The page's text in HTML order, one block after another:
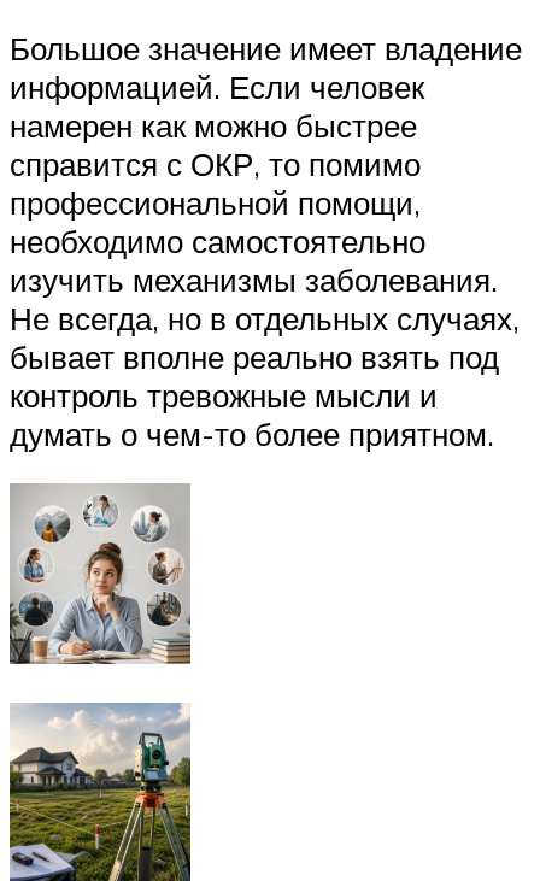
Большое значение имеет владение
информацией. Если человек
намерен как можно быстрее
справится с ОКР, то помимо
профессиональной помощи,
необходимо самостоятельно
изучить механизмы заболевания.
Не всегда, но в отдельных случаях,
бывает вполне реально взять под
контроль тревожные мысли и
думать о чем-то более приятном.